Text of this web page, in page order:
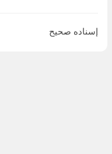
إسناده صحيح